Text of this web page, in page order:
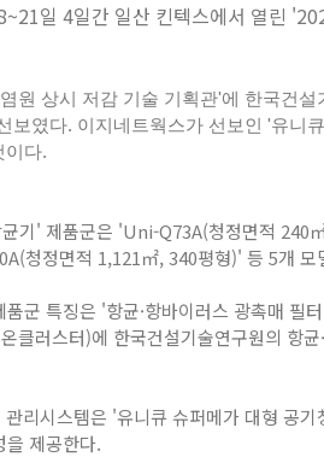
일 4일간 일산 킨텍스에서 열린
원 상시 저감 기술 기획관'에 한국건
보였다. 이지네트웍스가 선보인 '유니
이다.
기' 제품군은 'Uni-Q73A(청정면적 240
(청정면적 1,121㎡, 340평형)' 등 5개 모
군 특징은 '항균·항바이러스 광촉매 필
클러스터)에 한국건설기술연구원의 항
리시스템은 '유니큐 슈퍼메가 대형 공
을 제공한다.